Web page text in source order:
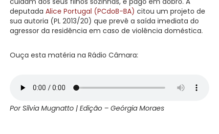
deputada Alice Portugal (PCdoB-BA) citou um projeto de
sua autoria (PL 2013/20) que prevê a saída imediata do
agressor da residência em caso de violência doméstica.
Ouça esta matéria na Rádio Câmara:
Por Sílvia Mugnatto | Edição – Geórgia Moraes